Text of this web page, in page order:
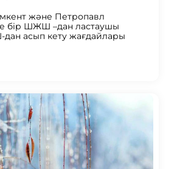
және Петропавл
бір ШЖШ –дан ластаушы
асып кету жағдайлары